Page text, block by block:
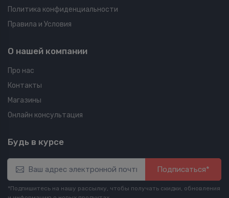
Политика конфиденциальности
Правила и Условия
О нашей компании
Про нас
Контакты
Магазины
Онлайн консультация
Будь в курсе
Подписаться*
*Подпишитесь на нашу рассылку, чтобы получать скидки, обновления